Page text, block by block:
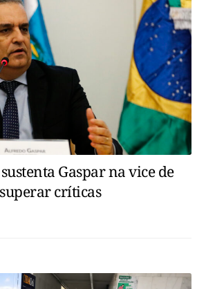
Gaspar na vice de
críticas